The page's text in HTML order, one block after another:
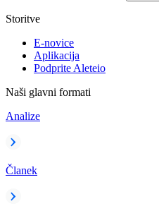
Storitve
E-novice
Aplikacija
Podprite Aleteio
Naši glavni formati
Analize
Članek